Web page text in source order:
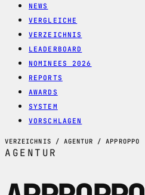
NEWS
VERGLEICHE
VERZEICHNIS
LEADERBOARD
NOMINEES 2026
REPORTS
AWARDS
SYSTEM
VORSCHLAGEN
VERZEICHNIS / AGENTUR / APPROPPO
AGENTUR